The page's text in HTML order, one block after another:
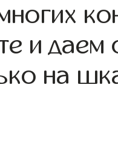
и
на